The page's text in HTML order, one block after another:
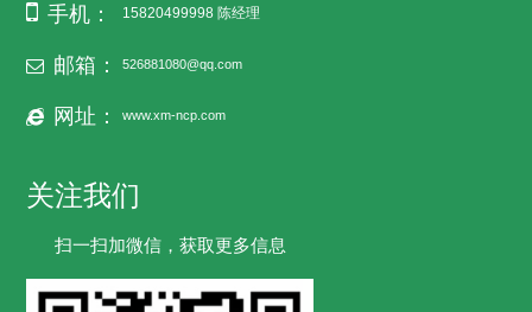
手机： 15820499998 陈经理
邮箱： 526881080@qq.com
网址： www.xm-ncp.com
关注我们
扫一扫加微信，获取更多信息